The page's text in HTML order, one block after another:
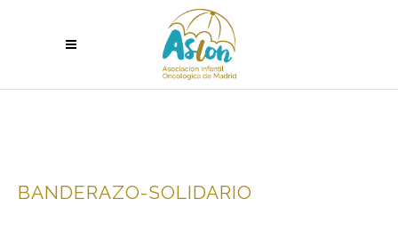
BANDERAZO-SOLIDARIO